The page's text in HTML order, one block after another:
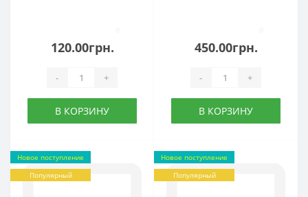
120.00грн.
- +
В КОРЗИНУ
450.00грн.
- +
В КОРЗИНУ
Новое поступление
Популярный
Новое поступление
Популярный